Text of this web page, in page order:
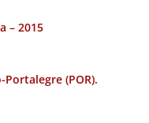
– 2015
(POR).